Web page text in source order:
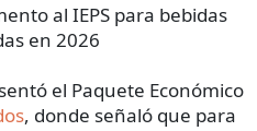
al IEPS para bebidas
en 2026
el Paquete Económico
, donde señaló que para